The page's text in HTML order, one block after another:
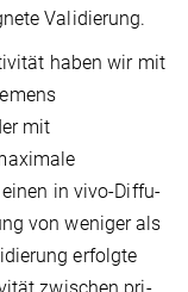
Validierung.
haben wir mit
mit
in vivo-Diffu­
von weniger als
erfolgte